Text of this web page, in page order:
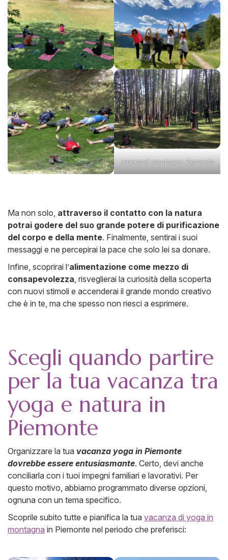
weekend montagna Piemonte
Ma non solo, attraverso il contatto con la natura
potrai godere del suo grande potere di purificazione
del corpo e della mente. Finalmente, sentirai i suoi
messaggi e ne percepirai la pace che solo lei sa donare.
Infine, scoprirai l’alimentazione come mezzo di
consapevolezza, risveglierai la curiosità della scoperta
con nuovi stimoli e accenderai il grande mondo creativo
che è in te, ma che spesso non riesci a esprimere.
Scegli quando partire
per la tua vacanza tra
yoga e natura in
Piemonte
Organizzare la tua vacanza yoga in Piemonte
dovrebbe essere entusiasmante. Certo, devi anche
conciliarla con i tuoi impegni familiari e lavorativi. Per
questo motivo, abbiamo programmato diverse opzioni,
ognuna con un tema specifico.
Scoprile subito tutte e pianifica la tua vacanza di yoga in
montagna in Piemonte nel periodo che preferisci: